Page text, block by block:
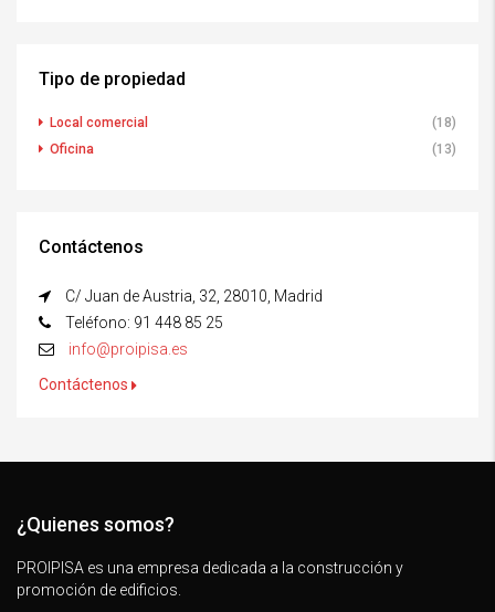
Tipo de propiedad
Local comercial
(18)
Oficina
(13)
Contáctenos
C/ Juan de Austria, 32, 28010, Madrid
Teléfono: 91 448 85 25
info@proipisa.es
Contáctenos
¿Quienes somos?
PROIPISA es una empresa dedicada a la construcción y
promoción de edificios.